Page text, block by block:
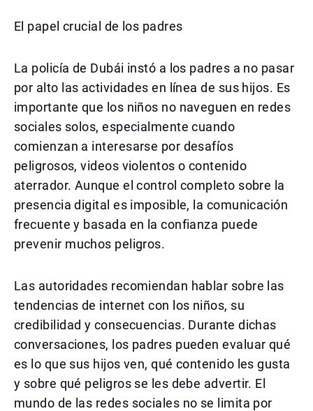
El papel crucial de los padres
La policía de Dubái instó a los padres a no pasar
por alto las actividades en línea de sus hijos. Es
importante que los niños no naveguen en redes
sociales solos, especialmente cuando
comienzan a interesarse por desafíos
peligrosos, videos violentos o contenido
aterrador. Aunque el control completo sobre la
presencia digital es imposible, la comunicación
frecuente y basada en la confianza puede
prevenir muchos peligros.
Las autoridades recomiendan hablar sobre las
tendencias de internet con los niños, su
credibilidad y consecuencias. Durante dichas
conversaciones, los padres pueden evaluar qué
es lo que sus hijos ven, qué contenido les gusta
y sobre qué peligros se les debe advertir. El
mundo de las redes sociales no se limita por